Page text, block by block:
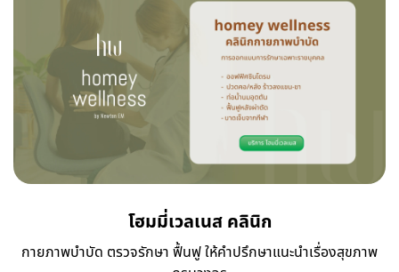
โฮมมี่เวลเนส คลินิก
กายภาพบำบัด ตรวจรักษา ฟื้นฟู ให้คำปรึกษาแนะนำเรื่องสุขภาพ